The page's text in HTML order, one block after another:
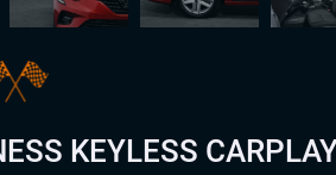
KEYLESS